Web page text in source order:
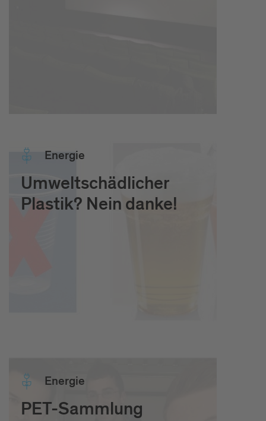
Ener­gie
Umweltschädlicher
Plastik? Nein danke!
Ener­gie
PET-Sammlung